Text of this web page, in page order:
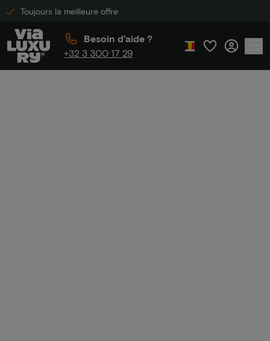
Toujours la meilleure offre
Besoin d'aide ?
+32 3 300 17 29